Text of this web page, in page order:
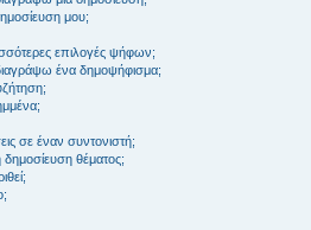
μου;
επιλογές ψήφων;
ένα δημοψήφισμα;
σε έναν συντονιστή;
δημοσίευση θέματος;